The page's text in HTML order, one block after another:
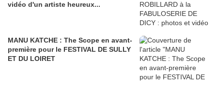
vidéo d'un artiste heureux...
MANU KATCHE : The Scope en avant-
première pour le FESTIVAL DE SULLY
ET DU LOIRET